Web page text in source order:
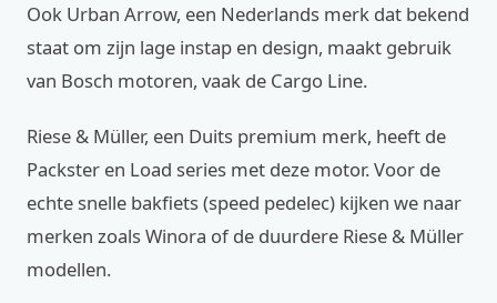
Ook Urban Arrow, een Nederlands merk dat bekend
staat om zijn lage instap en design, maakt gebruik
van Bosch motoren, vaak de Cargo Line.
Riese & Müller, een Duits premium merk, heeft de
Packster en Load series met deze motor. Voor de
echte snelle bakfiets (speed pedelec) kijken we naar
merken zoals Winora of de duurdere Riese & Müller
modellen.